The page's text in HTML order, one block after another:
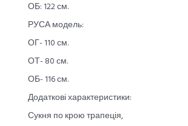
ОБ: 122 см.
РУСА модель:
ОГ- 110 см.
ОТ- 80 см.
ОБ- 116 см.
Додаткові характеристики:
Сукня по крою трапеція,